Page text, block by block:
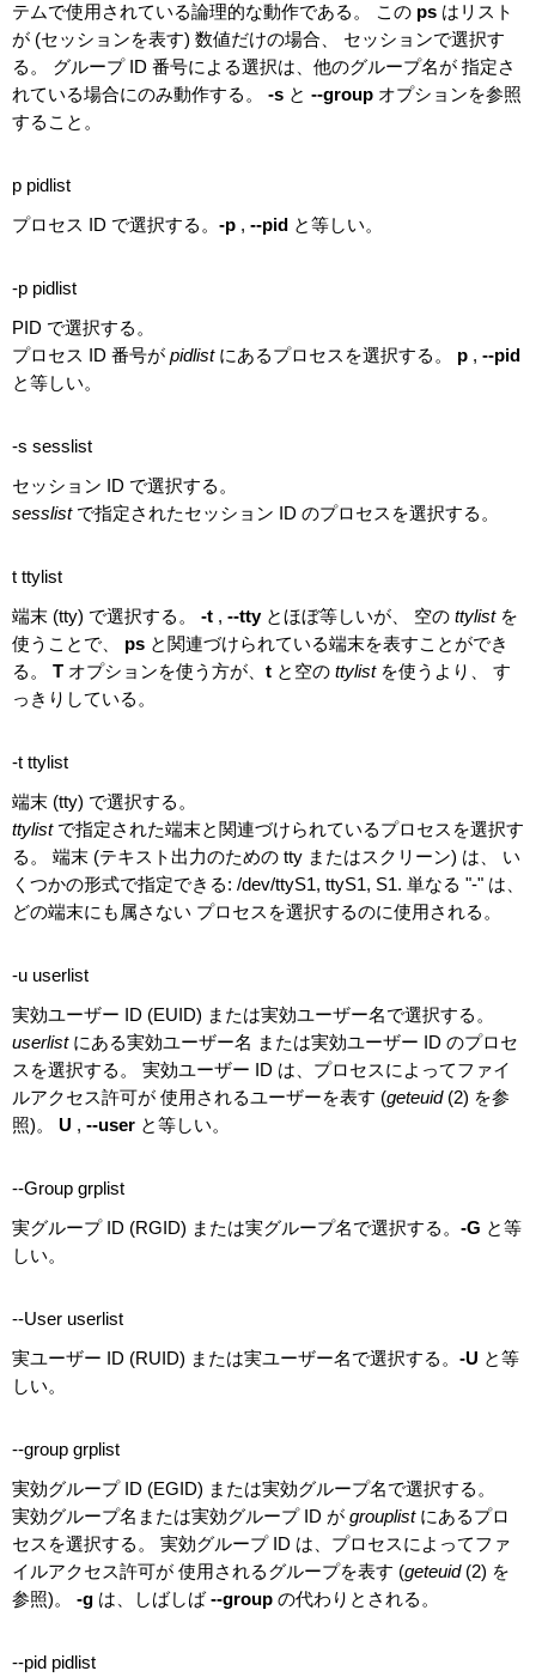
テムで使用されている論理的な動作である。 この ps はリスト
が (セッションを表す) 数値だけの場合、 セッションで選択す
る。 グループ ID 番号による選択は、他のグループ名が 指定さ
れている場合にのみ動作する。 -s と --group オプションを参照
すること。
p pidlist
プロセス ID で選択する。 -p , --pid と等しい。
-p pidlist
PID で選択する。
プロセス ID 番号が pidlistにあるプロセスを選択する。 p , --pid
と等しい。
-s sesslist
セッション ID で選択する。
sesslistで指定されたセッション ID のプロセスを選択する。
t ttylist
端末 (tty) で選択する。 -t , --ttyとほぼ等しいが、 空の ttylistを
使うことで、 ps と関連づけられている端末を表すことができ
る。 T オプションを使う方が、 t と空の ttylistを使うより、 す
っきりしている。
-t ttylist
端末 (tty) で選択する。
ttylistで指定された端末と関連づけられているプロセスを選択す
る。 端末 (テキスト出力のための tty またはスクリーン) は、 い
くつかの形式で指定できる: /dev/ttyS1, ttyS1, S1. 単なる "-" は、
どの端末にも属さない プロセスを選択するのに使用される。
-u userlist
実効ユーザー ID (EUID) または実効ユーザー名で選択する。
userlistにある実効ユーザー名 または実効ユーザー ID のプロセ
スを選択する。 実効ユーザー ID は、プロセスによってファイ
ルアクセス許可が 使用されるユーザーを表す (geteuid(2) を参
照)。 U , --user と等しい。
--Group grplist
実グループ ID (RGID) または実グループ名で選択する。 -G と等
しい。
--User userlist
実ユーザー ID (RUID) または実ユーザー名で選択する。 -U と等
しい。
--group grplist
実効グループ ID (EGID) または実効グループ名で選択する。
実効グループ名または実効グループ ID が grouplistにあるプロ
セスを選択する。 実効グループ ID は、プロセスによってファ
イルアクセス許可が 使用されるグループを表す (geteuid(2) を
参照)。 -g は、しばしば--group の代わりとされる。
--pid pidlist